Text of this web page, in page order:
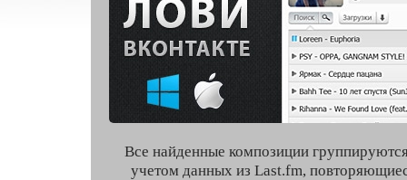
Все найденные композиции
учетом данных из Last.fm,